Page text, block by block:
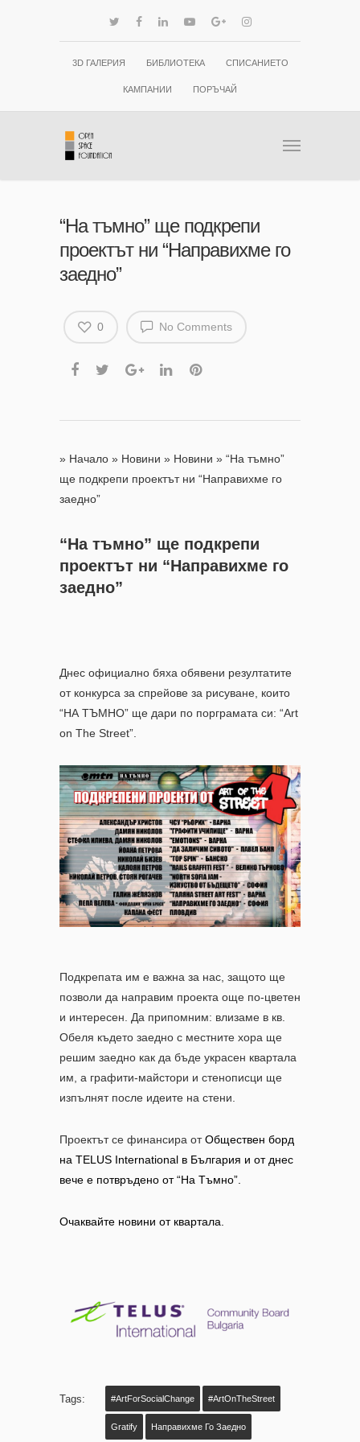
3D ГАЛЕРИЯ БИБЛИОТЕКА СПИСАНИЕТО
КАМПАНИИ ПОРЪЧАЙ
“На тъмно” ще подкрепи
проектът ни “Направихме го
заедно”
No Comments
0
» Начало » Новини » Новини » “На тъмно”
ще подкрепи проектът ни “Направихме го
заедно”
“На тъмно” ще подкрепи
проектът ни “Направихме го
заедно”
Днес официално бяха обявени резултатите
от конкурса за спрейове за рисуване, които
“НА ТЪМНО” ще дари по порграмата си: “Art
on The Street”.
Подкрепата им е важна за нас, защото ще
позволи да направим проекта още по-цветен
и интересен. Да припомним: влизаме в кв.
Обеля където заедно с местните хора ще
решим заедно как да бъде украсен квартала
им, а графити-майстори и стенописци ще
изпълнят после идеите на стени.
Проектът се финансира отОбществен борд
на TELUS International в България и от днес
вече е потвръдено от “На Тъмно”.
Очаквайте новини от квартала.
Tags: #ArtForSocialChange #ArtOnTheStreet
Gratify Направихме Го Заедно